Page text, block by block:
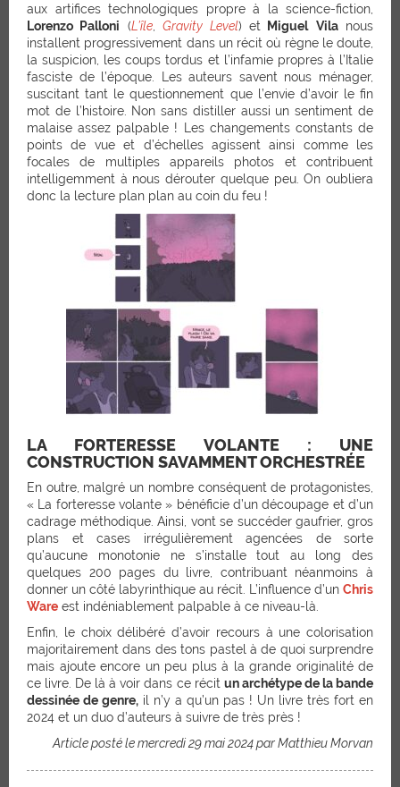
aux artifices technologiques propre à la science-fiction,
Lorenzo Palloni (L’île,Gravity Level) et Miguel Vilanous
installent progressivement dans un récit où règne le doute,
la suspicion, les coups tordus et l’infamie propres à l’Italie
fasciste de l’époque. Les auteurs savent nous ménager,
suscitant tant le questionnement que l’envie d’avoir le fin
mot de l’histoire. Non sans distiller aussi un sentiment de
malaise assez palpable ! Les changements constants de
points de vue et d’échelles agissent ainsi comme les
focales de multiples appareils photos et contribuent
intelligemment à nous dérouter quelque peu. On oubliera
donc la lecture plan plan au coin du feu !
LA FORTERESSE VOLANTE : UNE
CONSTRUCTION SAVAMMENT ORCHESTRÉE
En outre, malgré un nombre conséquent de protagonistes,
« La forteresse volante » bénéficie d’un découpage et d’un
cadrage méthodique. Ainsi, vont se succéder gaufrier, gros
plans et cases irrégulièrement agencées de sorte
qu’aucune monotonie ne s’installe tout au long des
quelques 200 pages du livre, contribuant néanmoins à
donner un côté labyrinthique au récit. L’influence d’un Chris
Ware est indéniablement palpable à ce niveau-là.
Enfin, le choix délibéré d’avoir recours à une colorisation
majoritairement dans des tons pastel à de quoi surprendre
mais ajoute encore un peu plus à la grande originalité de
ce livre. De là à voir dans ce récit un archétype de la bande
dessinée de genre, il n’y a qu’un pas ! Un livre très fort en
2024 et un duo d’auteurs à suivre de très près !
Article posté le mercredi 29 mai 2024 par Matthieu Morvan